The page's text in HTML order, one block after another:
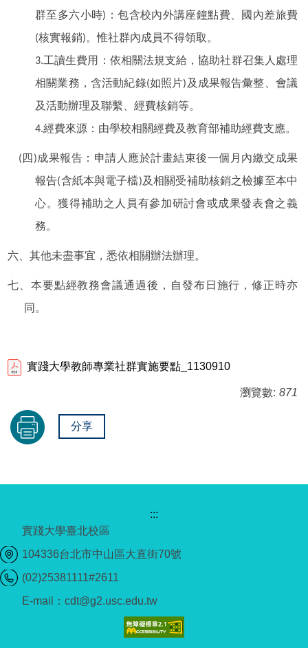
群至多六小時)：包含校內外講座鐘點費、國內差旅費
(核實報銷)。惟社群內成員不得領取。
3.工讀生費用：依相關法規支給，協助社群召集人處理
相關業務，含活動紀錄(如照片)及成果報告彙整、會議
及活動辦理及聯繫、經費核銷等。
4.經費來源：由學校相關經費及教育部補助經費支應。
(四)成果報告：申請人應於計畫結束後一個月內繳交成果
報告(含紙本與電子檔)及相關受補助核銷之檢據至本中
心。獲得補助之人員有參加研討會或成果發表會之義
務。
六、其他未盡事宜，悉依相關辦法辦理。
七、本要點經教務會議通過後，自發布日施行，修正時亦
同。
實踐大學教師專業社群實施要點_1130910
瀏覽數: 871
分享
:::
實踐大學臺北校區
104336台北市中山區大直街70號
(02)25381111#2611
E-mail：cdt@g2.usc.edu.tw